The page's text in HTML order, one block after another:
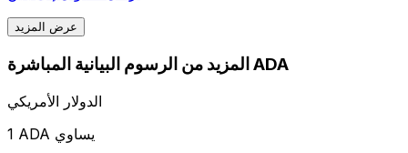
عرض المزيد
المزيد من الرسوم البيانية المباشرة ADA
الدولار الأمريكي
1 ADA يساوي